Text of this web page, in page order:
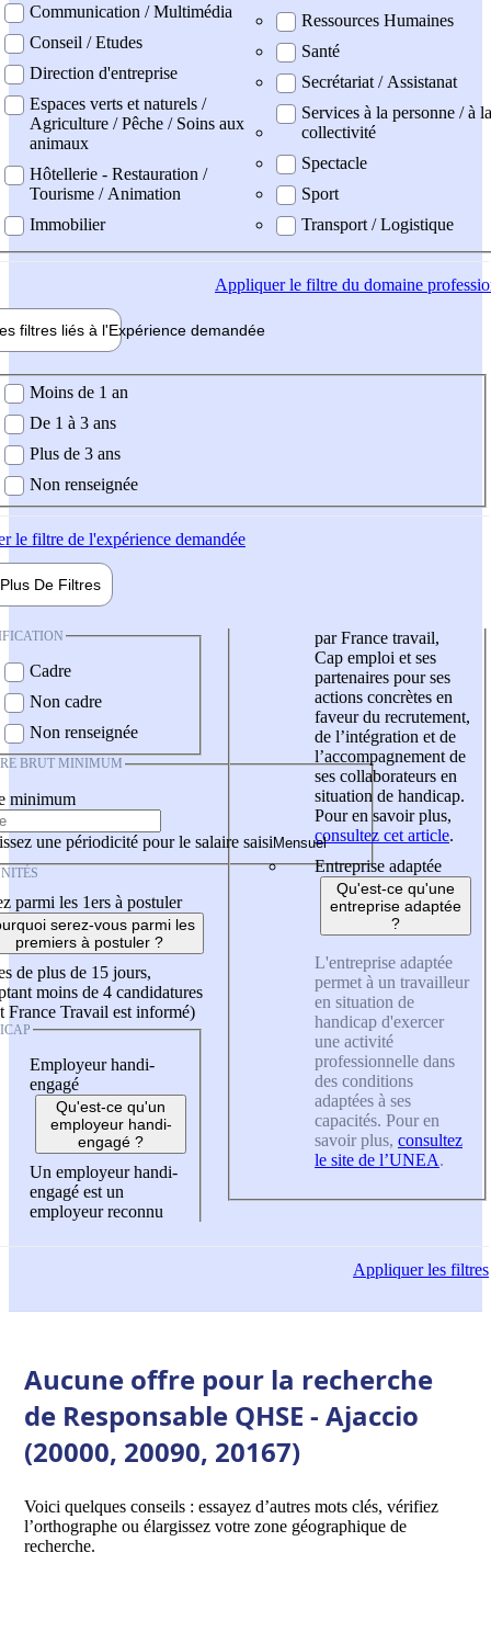
Communication / Multimédia
Conseil / Etudes
Direction d'entreprise
Espaces verts et naturels /
Agriculture / Pêche / Soins aux
animaux
Hôtellerie - Restauration /
Tourisme / Animation
Immobilier
Ressources Humaines
Santé
Secrétariat / Assistanat
Services à la personne / à la
collectivité
Spectacle
Sport
Transport / Logistique
Appliquerle filtre du domaine
filtres liés à l'Expérience demandée
demandée
Moins de 1 an
De 1 à 3 ans
Plus de 3 ans
Non renseignée
le filtre de l'expérience demandée
Plus De Filtres
Cadre
Non cadre
Non renseignée
BRUT MINIMUM
minimum
une périodicité pour le salaire saisi
parmi les 1ers à postuler
serez-vous parmi les
premiers à postuler ?
de plus de 15 jours,
moins de 4 candidatures
France Travail est informé)
Employeur handi-
engagé
Qu'est-ce qu'un
employeur handi-
engagé ?
Un employeur handi-
engagé est un
employeur reconnu
par France travail,
Cap emploi et ses
partenaires pour ses
actions concrètes en
faveur du recrutement,
de l’intégration et de
l’accompagnement de
ses collaborateurs en
situation de handicap.
Pour en savoir plus,
consultez cet article.
Entreprise adaptée
Qu'est-ce qu'une
entreprise adaptée
?
L'entreprise adaptée
permet à un travailleur
en situation de
handicap d'exercer
une activité
professionnelle dans
des conditions
adaptées à ses
capacités. Pour en
savoir plus, consultez
le site de l’UNEA.
Appliquerles filtres
Aucune offre pour la recherche
de Responsable QHSE - Ajaccio
(20000, 20090, 20167)
Voici quelques conseils : essayez d’autres mots clés, vérifiez
l’orthographe ou élargissez votre zone géographique de
recherche.